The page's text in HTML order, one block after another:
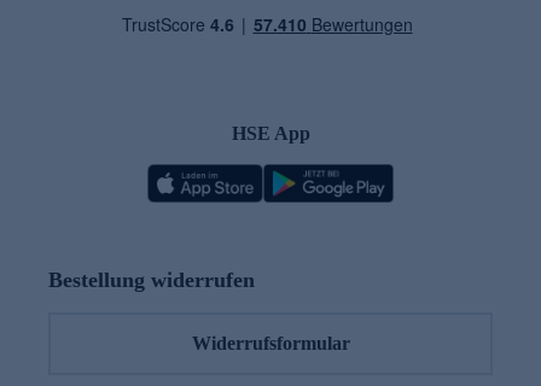
HSE App
Bestellung widerrufen
Widerrufsformular